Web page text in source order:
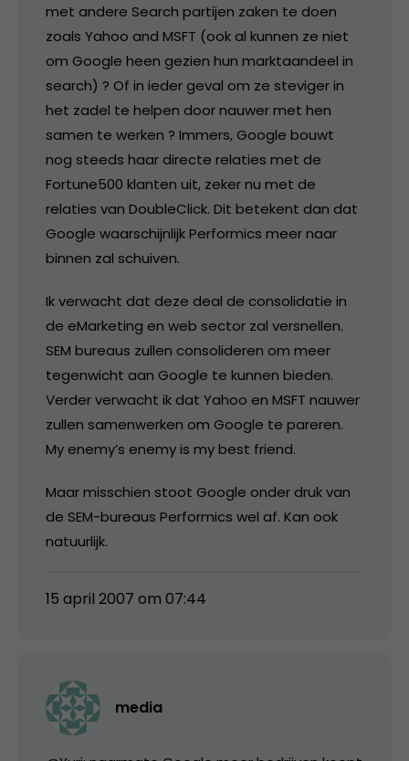
met andere Search partijen zaken te doen
zoals Yahoo and MSFT (ook al kunnen ze niet
om Google heen gezien hun marktaandeel in
search) ? Of in ieder geval om ze steviger in
het zadel te helpen door nauwer met hen
samen te werken ? Immers, Google bouwt
nog steeds haar directe relaties met de
Fortune500 klanten uit, zeker nu met de
relaties van DoubleClick. Dit betekent dan dat
Google waarschijnlijk Performics meer naar
binnen zal schuiven.
Ik verwacht dat deze deal de consolidatie in
de eMarketing en web sector zal versnellen.
SEM bureaus zullen consolideren om meer
tegenwicht aan Google te kunnen bieden.
Verder verwacht ik dat Yahoo en MSFT nauwer
zullen samenwerken om Google te pareren.
My enemy’s enemy is my best friend.
Maar misschien stoot Google onder druk van
de SEM-bureaus Performics wel af. Kan ook
natuurlijk.
15 april 2007 om 07:44
media